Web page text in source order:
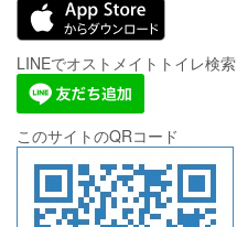
LINEでオストメイトトイレ検索
このサイトのQRコード